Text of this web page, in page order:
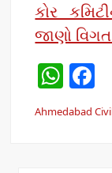
કોર
જાણો
W
h
at
a
c
Ahmedabad